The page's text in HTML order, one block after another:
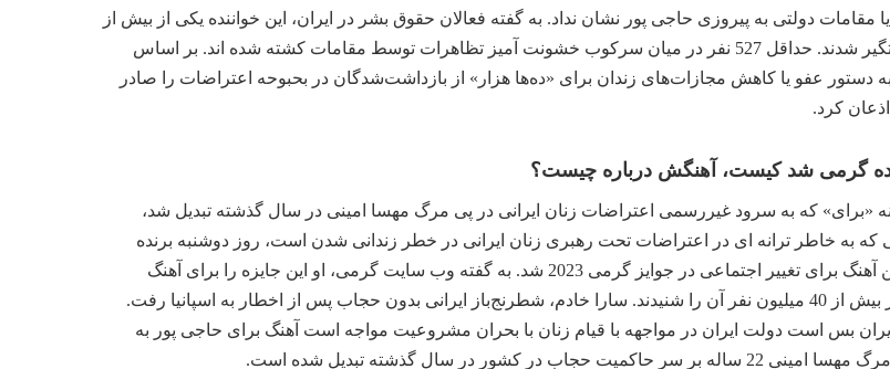
دولتی به پیروزی حاجی پور نشان نداد. به گفته فعالان حقوق بشر در ایران، این خواننده یکی از بیش از
19600 نفری است که در جریان تظاهرات دستگیر شدند. حداقل 527 نفر در میان سرکوب خشونت آمیز تظاهرات توسط مقامات کشته شده اند. بر اساس
دستور عفو یا کاهش مجازات‌های زندان برای «ده‌ها هزار» از بازداشت‌شدگان در بحبوحه اعتراضات را صادر
کرد.
گرمی شد کیست، آهنگش درباره چیست؟
«برای» که به سرود غیررسمی اعتراضات زنان ایرانی در پی مرگ مهسا امینی در سال گذشته تبدیل شد،
که به خاطر ترانه ای در اعتراضات تحت رهبری زنان ایرانی در خطر زندانی شدن است، روز دوشنبه برنده
جایزه گرمی شد. حاجی پور برنده جایزه بهترین آهنگ برای تغییر اجتماعی در جوایز گرمی 2023 شد. به گفته وب سایت گرمی، او این جایزه را برای آهنگ
Baraye خود دریافت کرد که در کمتر از دو روز بیش از 40 میلیون نفر آن را شنیدند. سارا خادم، شطرنج‌باز ایرانی بدون حجاب پس از اخطار به اسپانیا رفت.
بس است دولت ایران در مواجهه با قیام زنان با بحران مشروعیت مواجه است آهنگ برای حاجی پور به
در سال گذشته تبدیل شده است.